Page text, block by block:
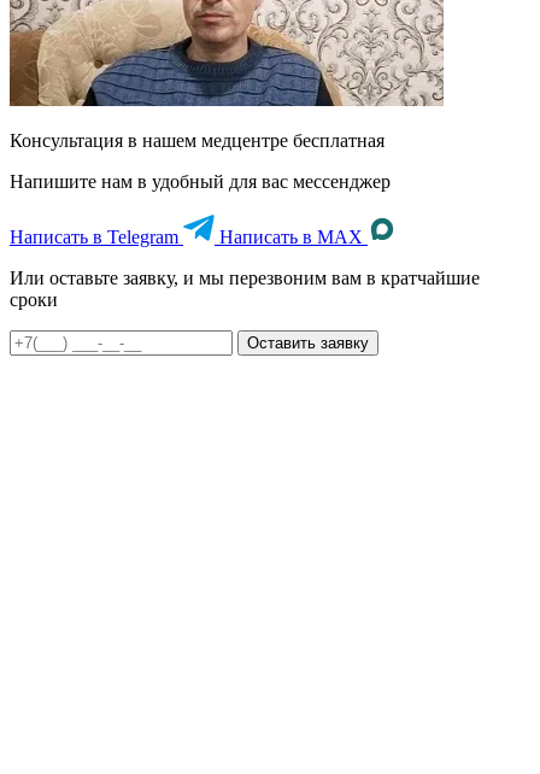
Консультация в нашем медцентре бесплатная
Напишите нам в удобный для вас мессенджер
Написать в Telegram
Написать в MAX
Или оставьте заявку, и мы перезвоним вам в кратчайшие
сроки
Оставить заявку